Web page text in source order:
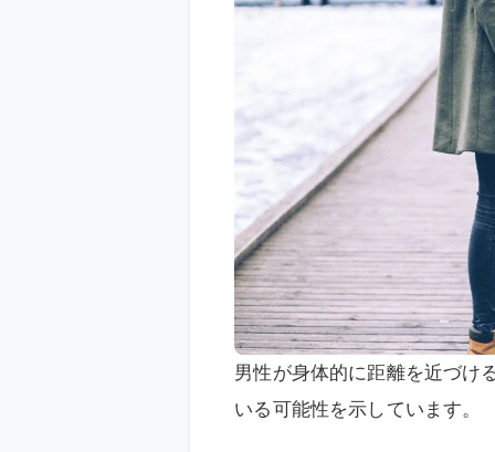
男性が身体的に距離を近づけ
いる可能性を示しています。